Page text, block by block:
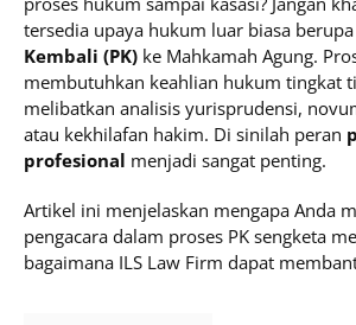
tersedia upaya hukum luar biasa berupa
Kembali (PK) ke Mahkamah Agung.
membutuhkan keahlian hukum tingkat
melibatkan analisis yurisprudensi,
atau kekhilafan hakim. Di sinilah peran
profesional menjadi sangat penting.
Artikel ini menjelaskan mengapa Anda
pengacara dalam proses PK sengketa
bagaimana ILS Law Firm dapat